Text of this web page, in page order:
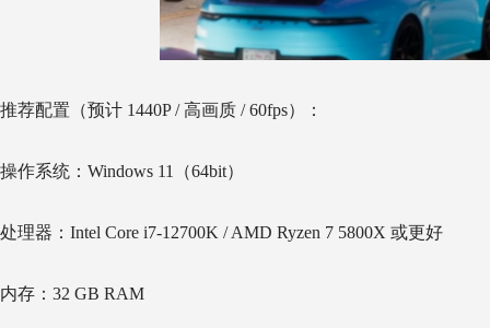
推荐配置（预计 1440P / 高画质 / 60fps）：
操作系统：Windows 11（64bit）
处理器：Intel Core i7-12700K / AMD Ryzen 7 5800X 或更好
内存：32 GB RAM